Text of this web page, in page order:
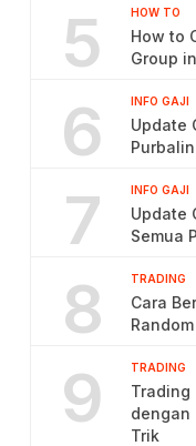
5 HOW TO
How to
Group
6 INFO GAJI
Update
7 INFO GAJI
Update
Semua
8 TRADING
Cara
9 TRADING
Trading
dengan
Trik